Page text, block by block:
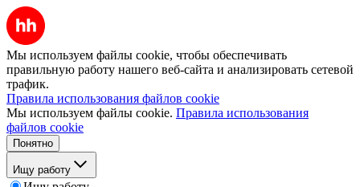
Мы используем файлы cookie, чтобы обеспечивать
правильную работу нашего веб-сайта и анализировать сетевой
трафик.
Правила использования файлов cookie
Мы используем файлы cookie. Правила использования
файлов cookie
Понятно
Ищу работу